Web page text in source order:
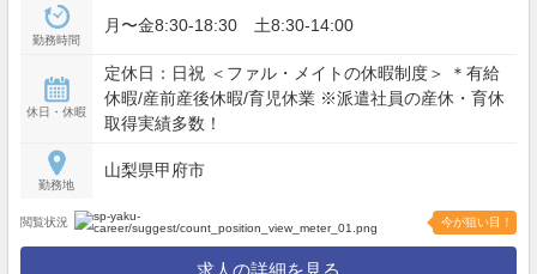
勤務時間
月〜金8:30-18:30 土8:30-14:00
休日・休暇
定休日：日祝 ＜ファル・メイトの休暇制度＞ ＊有給
休暇/産前産後休暇/育児休業 ※派遣社員の産休・育休
取得実績多数！
勤務地
山梨県甲府市
閲覧状況 今が狙い目！